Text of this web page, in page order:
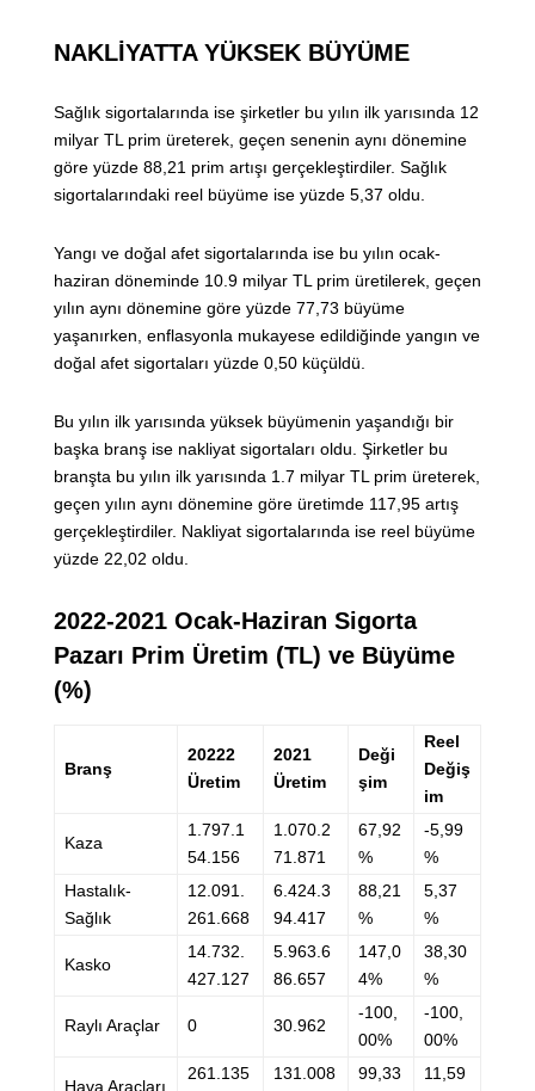
NAKLİYATTA YÜKSEK BÜYÜME
Sağlık sigortalarında ise şirketler bu yılın ilk yarısında 12
milyar TL prim üreterek, geçen senenin aynı dönemine
göre yüzde 88,21 prim artışı gerçekleştirdiler. Sağlık
sigortalarındaki reel büyüme ise yüzde 5,37 oldu.
Yangı ve doğal afet sigortalarında ise bu yılın ocak-
haziran döneminde 10.9 milyar TL prim üretilerek, geçen
yılın aynı dönemine göre yüzde 77,73 büyüme
yaşanırken, enflasyonla mukayese edildiğinde yangın ve
doğal afet sigortaları yüzde 0,50 küçüldü.
Bu yılın ilk yarısında yüksek büyümenin yaşandığı bir
başka branş ise nakliyat sigortaları oldu. Şirketler bu
branşta bu yılın ilk yarısında 1.7 milyar TL prim üreterek,
geçen yılın aynı dönemine göre üretimde 117,95 artış
gerçekleştirdiler. Nakliyat sigortalarında ise reel büyüme
yüzde 22,02 oldu.
2022-2021 Ocak-Haziran Sigorta
Pazarı Prim Üretim (TL) ve Büyüme
(%)
Branş
20222
Üretim
2021
Üretim
Deği
şim
Reel
Değiş
im
Kaza
1.797.1
54.156
1.070.2
71.871
67,92
%
-5,99
%
Hastalık-
Sağlık
12.091.
261.668
6.424.3
94.417
88,21
%
5,37
%
Kasko
14.732.
427.127
5.963.6
86.657
147,0
4%
38,30
%
Raylı Araçlar 0 30.962
-100,
00%
-100,
00%
Hava Araçları
261.135 131.008 99,33 11,59